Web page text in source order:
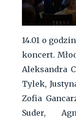
14.01 o
koncert.
Aleksandra
Tylek,
Zofia
Suder,